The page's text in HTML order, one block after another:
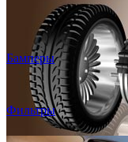
Бамперы
Фильтры